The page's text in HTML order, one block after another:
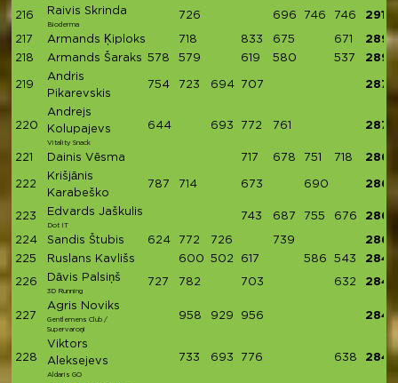
216 Raivis Skrinda
Bioderma
726 696 746 746 2914
217 Armands Ķiploks 718 833 675 671
2897
218
Armands Šaraks 578 579 619 580 537 2893
219
Andris
Pikarevskis
754 723 694 707 2878
220
Andrejs
Kolupajevs
Vitality Snack
644 693 772 761 2870
221 Dainis Vēsma 717 678 751 718 2864
222
Krišjānis
Karabeško
787 714 673 690 2864
223 Edvards Jaškulis
Dot IT
743 687 755 676 2861
224 Sandis Štubis 624 772 726 739
2861
225
Ruslans Kavlišs 600 502 617 586 543 2848
226 Dāvis Palsiņš
3D Running
727 782 703 632 2844
227
Agris Noviks
Gentlemens Club /
Supervaroņi
958 929 956 2843
228
Viktors
Aleksejevs
Aldaris GO
733 693 776 638 2840